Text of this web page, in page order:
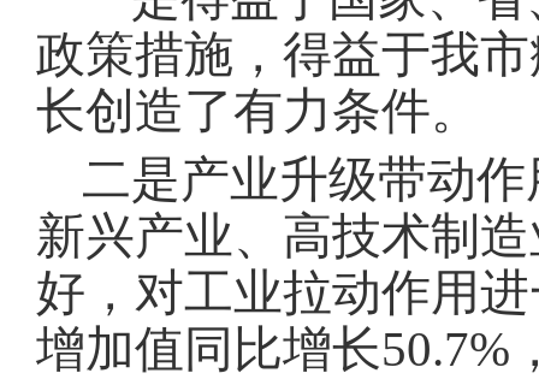
政策措施，得益于我
长创造了有力条件。
二是产业升级带动
新兴产业、高技术制
好，对工业拉动作用
增加值同比增长50.7%